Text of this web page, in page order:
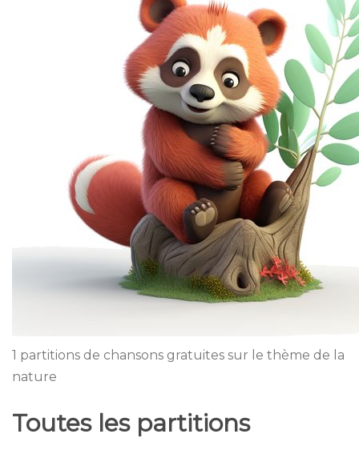
1 partitions de chansons gratuites sur le thème de la
nature
Toutes les partitions